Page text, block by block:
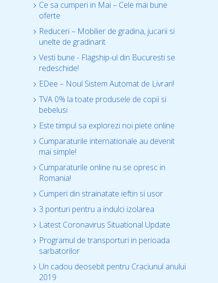
Ce sa cumperi in Mai – Cele mai bune
oferte
Reduceri – Mobilier de gradina, jucarii si
unelte de gradinarit
Vesti bune - Flagship-ul din Bucuresti se
redeschide!
EDee – Noul Sistem Automat de Livrari!
TVA 0% la toate produsele de copii si
bebelusi
Este timpul sa explorezi noi piete online
Cumparaturile internationale au devenit
mai simple!
Cumparaturile online nu se opresc in
Romania!
Cumperi din strainatate ieftin si usor
3 ponturi pentru a indulci izolarea
Latest Coronavirus Situational Update
Programul de transporturi in perioada
sarbatorilor
Un cadou deosebit pentru Craciunul anului
2019